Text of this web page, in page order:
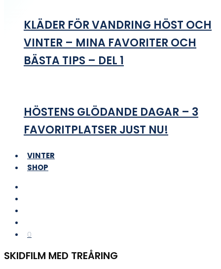
KLÄDER FÖR VANDRING HÖST OCH
VINTER – MINA FAVORITER OCH
BÄSTA TIPS – DEL 1
HÖSTENS GLÖDANDE DAGAR – 3
FAVORITPLATSER JUST NU!
VINTER
SHOP
0
SKIDFILM MED TREÅRING